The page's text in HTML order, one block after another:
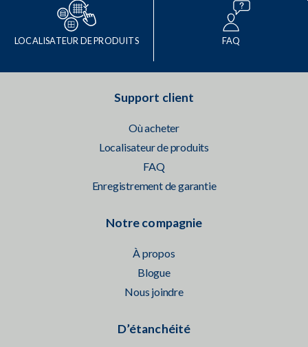
LOCALISATEUR DE PRODUITS FAQ
Support client
Où acheter
Localisateur de produits
FAQ
Enregistrement de garantie
Notre compagnie
À propos
Blogue
Nous joindre
D’étanchéité